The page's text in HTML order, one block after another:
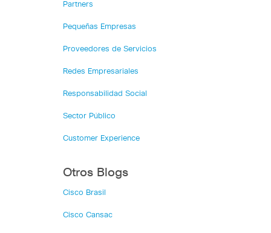
Partners
Pequeñas Empresas
Proveedores de Servicios
Redes Empresariales
Responsabilidad Social
Sector Público
Customer Experience
Otros Blogs
Cisco Brasil
Cisco Cansac